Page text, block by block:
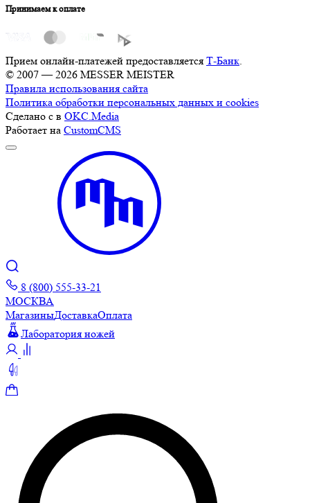
Принимаем к оплате
Прием онлайн-платежей предоставляется Т-Банк
© 2007 — 2026 MESSER MEISTER
Правила использования сайта
Политика обработки персональных данных и cookies
Сделано с в OKC.Media
Работает на CustomCMS
8 (800) 555-33-21
МОСКВА
МагазиныДоставкаОплата
Лаборатория ножей